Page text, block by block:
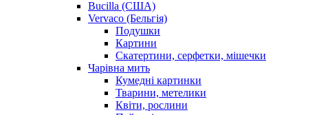
Bucilla (США)
Vervaco (Бельгія)
Подушки
Картини
Скатертини, серфетки, мішечки
Чарiвна мить
Кумедні картинки
Тварини, метелики
Квіти, рослини